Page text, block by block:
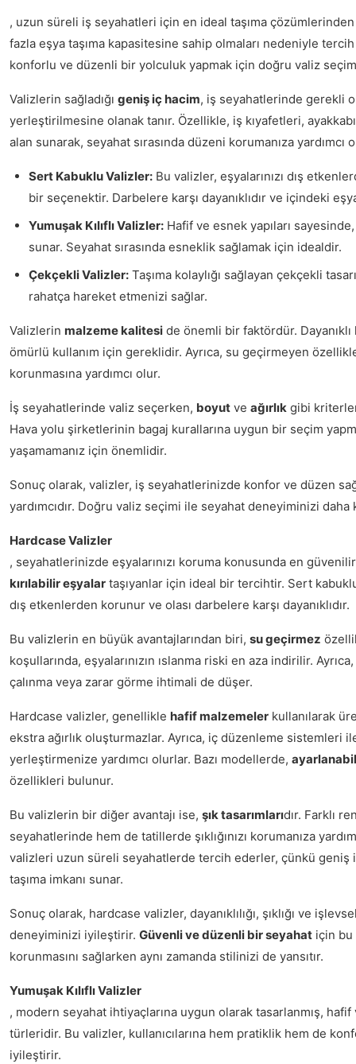
, uzun süreli iş seyahatleri için en ideal taşıma
fazla eşya taşıma kapasitesine sahip olmaları nedeniyle
konforlu ve düzenli bir yolculuk yapmak için doğru valiz
Valizlerin sağladığı geniş iç hacim, iş seyahatlerinde gerekli
yerleştirilmesine olanak tanır. Özellikle, iş kıyafetleri,
alan sunarak, seyahat sırasında düzeni korumanıza yardımcı
Sert Kabuklu Valizler: Bu valizler, eşyalarınızı dış
bir seçenektir. Darbelere karşı dayanıklıdır ve içindeki
Yumuşak Kılıflı Valizler: Hafif ve esnek yapıları
sunar. Seyahat sırasında esneklik sağlamak için idealdir.
Çekçekli Valizler: Taşıma kolaylığı sağlayan çekçekli
rahatça hareket etmenizi sağlar.
Valizlerin malzeme kalitesi de önemli bir faktördür.
ömürlü kullanım için gereklidir. Ayrıca, su geçirmeyen
korunmasına yardımcı olur.
İş seyahatlerinde valiz seçerken, boyut ve ağırlık gibi
Hava yolu şirketlerinin bagaj kurallarına uygun bir seçim
yaşamamanız için önemlidir.
Sonuç olarak, valizler, iş seyahatlerinizde konfor ve düzen
yardımcıdır. Doğru valiz seçimi ile seyahat deneyiminizi
Hardcase Valizler
, seyahatlerinizde eşyalarınızı koruma konusunda en
kırılabilir eşyalar taşıyanlar için ideal bir tercihtir. Sert
dış etkenlerden korunur ve olası darbelere karşı dayanıklıdır.
Bu valizlerin en büyük avantajlarından biri, su geçirmez
koşullarında, eşyalarınızın ıslanma riski en aza indirilir.
çalınma veya zarar görme ihtimali de düşer.
Hardcase valizler, genellikle hafif malzemeler kullanılarak
ekstra ağırlık oluşturmazlar. Ayrıca, iç düzenleme sistemleri
yerleştirmenize yardımcı olurlar. Bazı modellerde,
özellikleri bulunur.
Bu valizlerin bir diğer avantajı ise, şık tasarımlarıdır. Farklı
seyahatlerinde hem de tatillerde şıklığınızı korumanıza
valizleri uzun süreli seyahatlerde tercih ederler, çünkü geniş
taşıma imkanı sunar.
Sonuç olarak, hardcase valizler, dayanıklılığı, şıklığı ve
deneyiminizi iyileştirir. Güvenli ve düzenli bir seyahat için bu
korunmasını sağlarken aynı zamanda stilinizi de yansıtır.
Yumuşak Kılıflı Valizler
, modern seyahat ihtiyaçlarına uygun olarak tasarlanmış,
türleridir. Bu valizler, kullanıcılarına hem pratiklik hem de
iyileştirir.